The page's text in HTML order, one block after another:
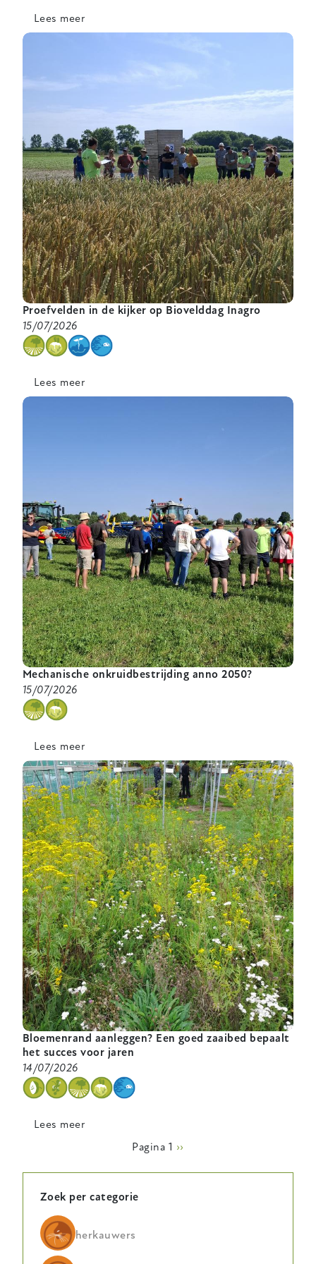
Lees meer
Gewascontrole
plagen
én
geef
nuttigen
ruimte
Proefvelden in de kijker op Biovelddag Inagro
15/07/2026
categorie
Lees meer
Proefvelden
Mechanische onkruidbestrijding anno 2050?
15/07/2026
categorie
Lees meer
Mechanische
onkruidbestrijding
anno
2050?
Bloemenrand aanleggen? Een goed zaaibed bepaalt
het succes voor jaren
14/07/2026
categorie
Lees meer
Bloemenrand
Een
goed
het
Pagina 1 Volgende
››
Zoek per categorie
herkauwers